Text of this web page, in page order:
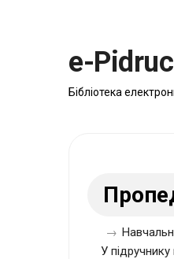
e-
Бібліотека
→
У підручнику